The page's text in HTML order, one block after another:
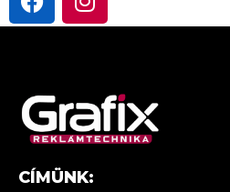
CÍMÜNK: